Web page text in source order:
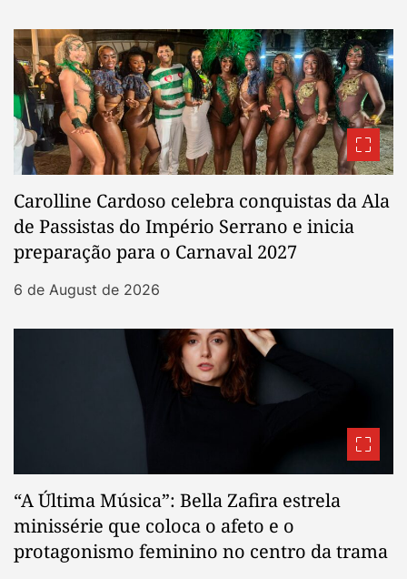
Carolline Cardoso celebra conquistas da Ala
de Passistas do Império Serrano e inicia
preparação para o Carnaval 2027
6 de August de 2026
“A Última Música”: Bella Zafira estrela
minissérie que coloca o afeto e o
protagonismo feminino no centro da trama